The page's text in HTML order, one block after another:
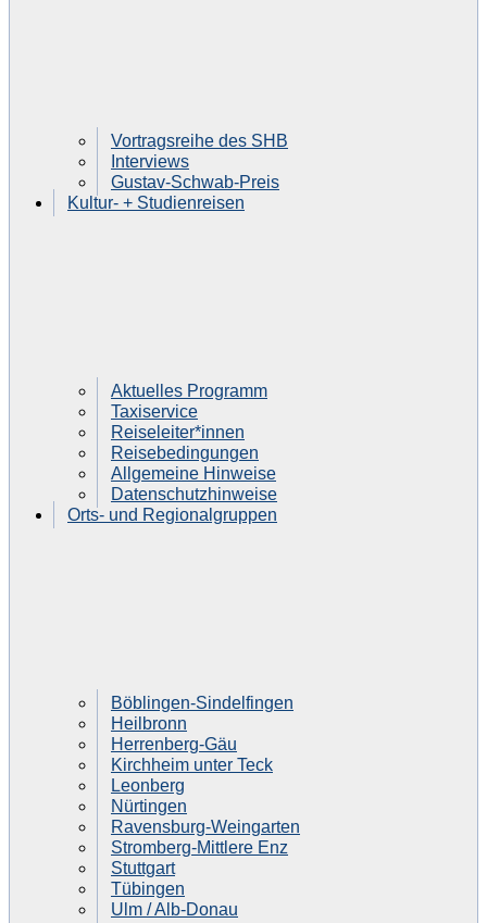
Vortragsreihe des SHB
Interviews
Gustav-Schwab-Preis
Kultur- + Studienreisen
Aktuelles Programm
Taxiservice
Reiseleiter*innen
Reisebedingungen
Allgemeine Hinweise
Datenschutzhinweise
Orts- und Regionalgruppen
Böblingen-Sindelfingen
Heilbronn
Herrenberg-Gäu
Kirchheim unter Teck
Leonberg
Nürtingen
Ravensburg-Weingarten
Stromberg-Mittlere Enz
Stuttgart
Tübingen
Ulm / Alb-Donau